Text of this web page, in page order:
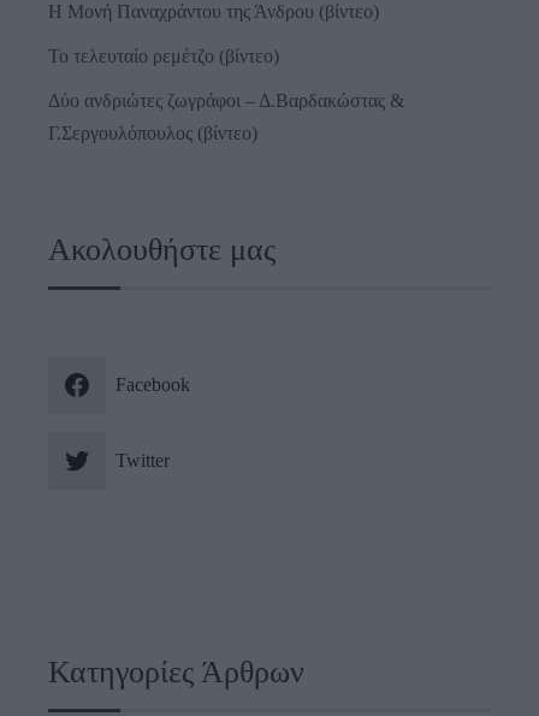
Η Μονή Παναχράντου της Άνδρου (βίντεο)
Το τελευταίο ρεμέτζο (βίντεο)
Δύο ανδριώτες ζωγράφοι – Δ.Βαρδακώστας &
Γ.Σεργουλόπουλος (βίντεο)
Ακολουθήστε μας
Facebook
Twitter
Κατηγορίες Άρθρων